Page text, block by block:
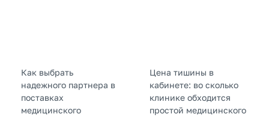
Как выбрать
надежного партнера в
поставках
медицинского
Цена тишины в
кабинете: во сколько
клинике обходится
простой медицинского